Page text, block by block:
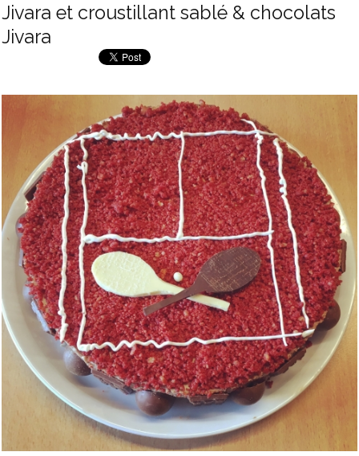
Jivara et croustillant sablé & chocolats
Jivara